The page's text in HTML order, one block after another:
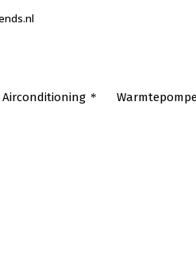
Airconditioning